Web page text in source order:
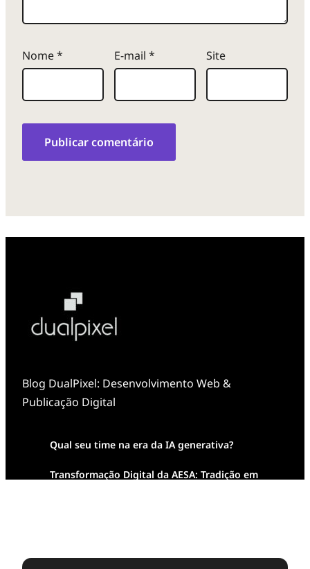
Nome* E-mail * Site
Blog DualPixel: Desenvolvimento Web &
Publicação Digital
Qual seu time na era da IA generativa?
Transformação Digital da AESA: Tradição em